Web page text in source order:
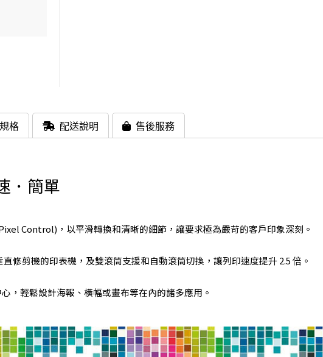
格 配送說明 售後服務
．簡單
Control)，以平滑轉換和清晰的細節，讓要求極為嚴苛的客戶印象深刻。
直修剪機的印表機，及雙滾筒支援和自動滾筒切換，讓列印速度提升 2.5 倍。
心，輕鬆設計海報、橫幅或畫布等在內的諸多應用。